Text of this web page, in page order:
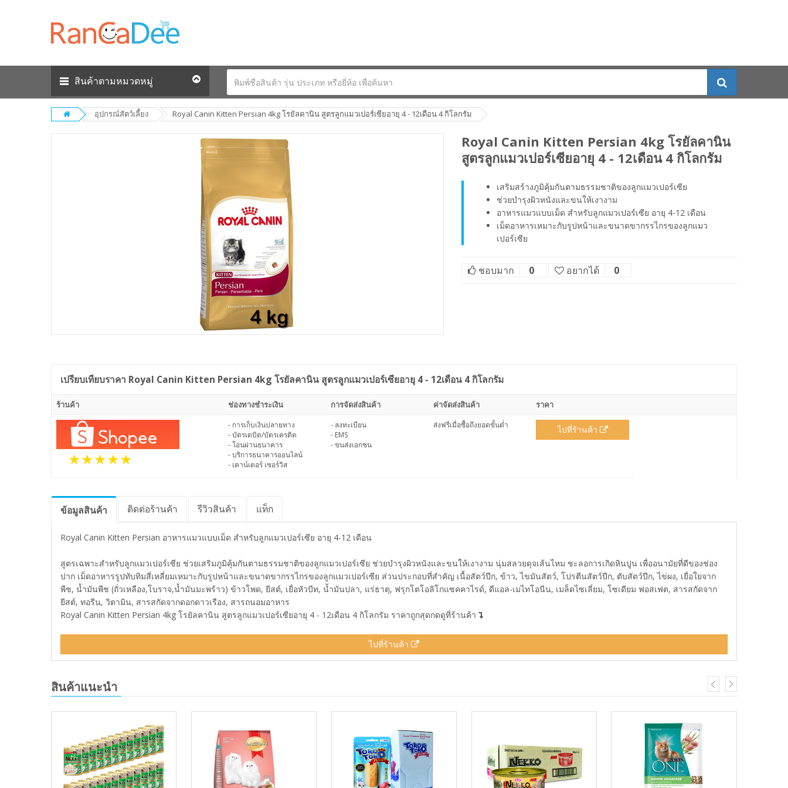
สินค้าตามหมวดหมู่
อุปกรณ์สัตว์เลี้ยง Royal Canin Kitten Persian 4kg โรยัลคานิน สูตรลูกแมวเปอร์เซียอายุ 4 - 12เดือน 4 กิโลกรัม
Royal Canin Kitten Persian 4kg โรยัลคานิน
สูตรลูกแมวเปอร์เซียอายุ 4 - 12เดือน 4 กิโลกรัม
เสริมสร้างภูมิคุ้มกันตามธรรมชาติของลูกแมวเปอร์เซีย
ช่วยบำรุงผิวหนังและขนให้เงางาม
อาหารแมวแบบเม็ด สำหรับลูกแมวเปอร์เซีย อายุ 4-12 เดือน
เม็ดอาหารเหมาะกับรูปหน้าและขนาดขากรรไกรของลูกแมว
เปอร์เซีย
ชอบมาก 0 อยากได้ 0
เปรียบเทียบราคา Royal Canin Kitten Persian 4kg โรยัลคานิน สูตรลูกแมวเปอร์เซียอายุ 4 - 12เดือน 4 กิโลกรัม
ร้านค้า ช่องทางชำระเงิน การจัดส่งสินค้า ค่าจัดส่งสินค้า ราคา
- การเก็บเงินปลายทาง
- บัตรเดบิต/บัตรเครดิต
- โอนผ่านธนาคาร
- บริการธนาคารออนไลน์
- เคาน์เตอร์ เซอร์วิส
- ลงทะเบียน
- EMS
- ขนส่งเอกชน
ส่งฟรีเมื่อซื้อถึงยอดขั้นต่ำ ไปที่ร้านค้า
ข้อมูลสินค้า ติดต่อร้านค้า รีวิวสินค้า แท็ก
Royal Canin Kitten Persian อาหารแมวแบบเม็ด สำหรับลูกแมวเปอร์เซีย อายุ 4-12 เดือน
สูตรเฉพาะสำหรับลูกแมวเปอร์เซีย ช่วยเสริมภูมิคุ้มกันตามธรรมชาติของลูกแมวเปอร์เซีย ช่วยบำรุงผิวหนังและขนให้เงางาม นุ่มสลวยดุจเส้นไหม ชะลอการเกิดหินปูน เพื่ออนามัยที่ดีของช่อง
ปาก เม็ดอาหารรูปทับทิมสี่เหลี่ยมเหมาะกับรูปหน้าและขนาดขากรรไกรของลูกแมวเปอร์เซีย ส่วนประกอบที่สำคัญ เนื้อสัตว์ปีก, ข้าว, ไขมันสัตว์, โปรตีนสัตว์ปีก, ตับสัตว์ปีก, ไข่ผง, เยื่อใยจาก
พืช, น้ำมันพืช (ถั่วเหลือง,โบราจ,น้ำมันมะพร้าว) ข้าวโพด, ยีสต์, เยื่อหัวบีท, น้ำมันปลา, แร่ธาตุ, ฟรุกโตโอลิโกแซคคาไรด์, ดีแอล-เมไทโอนีน, เมล็ดไซเลี่ยม, โซเดียม ฟอสเฟต, สารสกัดจาก
ยีสต์, ทอรีน, วิตามิน, สารสกัดจากดอกดาวเรือง, สารถนอมอาหาร
Royal Canin Kitten Persian 4kg โรยัลคานิน สูตรลูกแมวเปอร์เซียอายุ 4 - 12เดือน 4 กิโลกรัม ราคาถูกสุดกดดูที่ร้านค้า
ไปที่ร้านค้า
สินค้าแนะนำ